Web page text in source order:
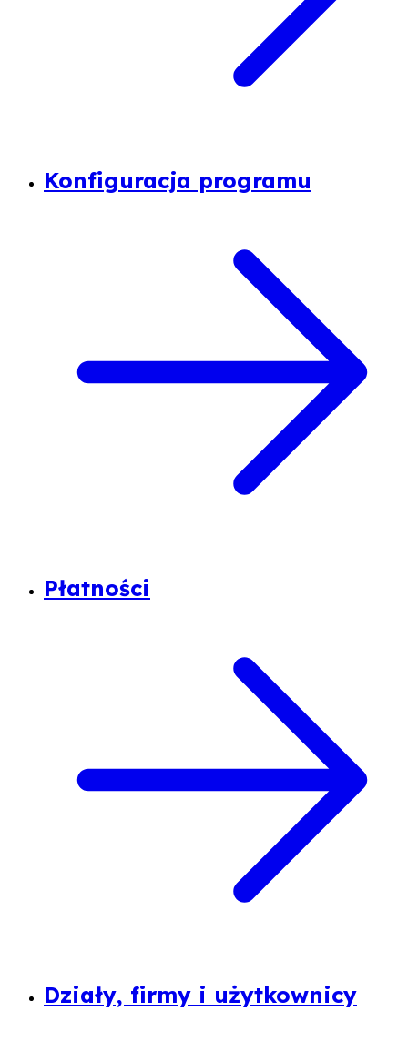
Konfiguracja programu
Płatności
Działy, firmy i użytkownicy